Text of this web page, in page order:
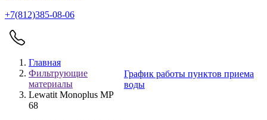
+7(812)385-08-06
Главная
Фильтрующие
материалы
Lewatit Monoplus MP
68
График работы пунктов приема
воды